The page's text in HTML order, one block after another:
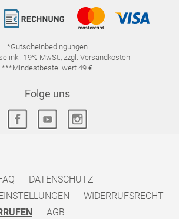
*Gutscheinbedingungen
inkl. 19% MwSt., zzgl. Versandkosten
***Mindestbestellwert 49 €
Folge uns
DATENSCHUTZ
WIDERRUFSRECHT
AGB